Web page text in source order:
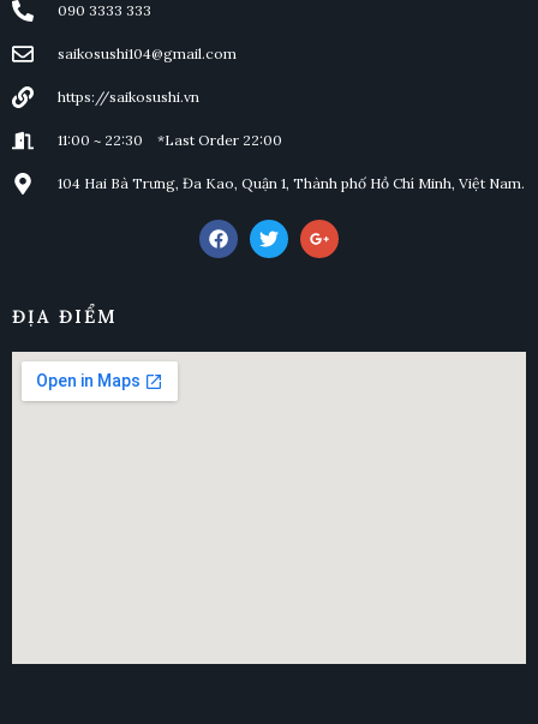
090 3333 333
saikosushi104@gmail.com
https://saikosushi.vn
11:00 ~ 22:30 *Last Order 22:00
104 Hai Bà Trưng, Đa Kao, Quận 1, Thành phố Hồ Chí Minh, Việt Nam.
ĐỊA ĐIỂM